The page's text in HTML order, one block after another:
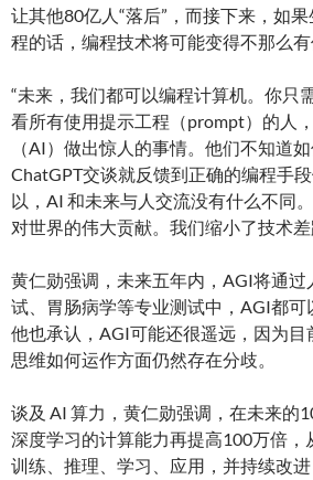
让其他80亿人“落后”，而接下来，如
程的话，编程技术将可能变得不那么有
“未来，我们都可以编程计算机。你只
看所有使用提示工程（prompt）的人
（AI）做出惊人的事情。他们不知道
ChatGPT交谈就反馈到正确的编程手
以，AI 和未来与人交流没有什么不同
对世界的伟大贡献。我们缩小了技术差
黄仁勋强调，未来五年内，AGI将通
试、胃肠病学等专业测试中，AGI都
他也承认，AGI可能还很遥远，因为
思维如何运作方面仍然存在分歧。
谈及 AI 算力，黄仁勋强调，在未来的
深度学习的计算能力再提高100万倍，
训练、推理、学习、应用，并持续改